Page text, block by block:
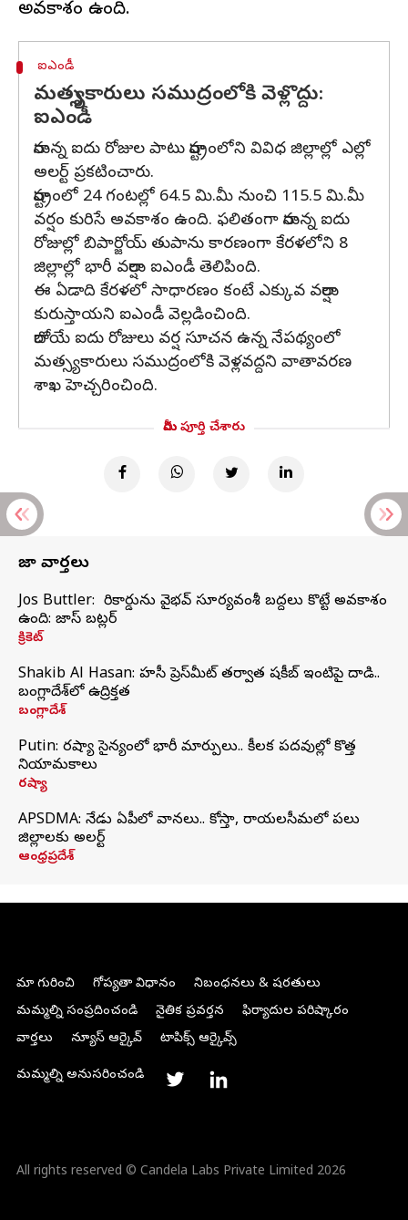
ఐఎండీ
మత్స్యకారులు సముద్రంలోకి వెళ్లొద్దు:
ఐఎండీ
రానున్న ఐదు రోజుల పాటు రాష్ట్రంలోని వివిధ జిల్లాల్లో ఎల్లో
అలర్ట్ ప్రకటించారు.
రాష్ట్రంలో 24 గంటల్లో 64.5 మి.మీ నుంచి 115.5 మి.మీ
వర్షం కురిసే అవకాశం ఉంది. ఫలితంగా రానున్న ఐదు
రోజుల్లో బిపార్జోయ్ తుపాను కారణంగా కేరళలోని 8
జిల్లాల్లో భారీ వర్షాలు ఐఎండీ తెలిపింది.
ఈ ఏడాది కేరళలో సాధారణం కంటే ఎక్కువ వర్షాలు
కురుస్తాయని ఐఎండీ వెల్లడించింది.
రాబోయే ఐదు రోజులు వర్ష సూచన ఉన్న నేపథ్యంలో
మత్స్యకారులు సముద్రంలోకి వెళ్లవద్దని వాతావరణ
శాఖ హెచ్చరించింది.
మీరు పూర్తి చేశారు
తాజా వార్తలు
Jos Buttler: నా రికార్డును వైభవ్ సూర్యవంశీ బద్దలు కొట్టే అవకాశం
ఉంది: జాస్ బట్లర్
క్రికెట్
Shakib Al Hasan: హసీనా ప్రెస్‌మీట్‌ తర్వాత షకీబ్‌ ఇంటిపై దాడి..
బంగ్లాదేశ్‌లో ఉద్రిక్తత
బంగ్లాదేశ్
Putin: రష్యా సైన్యంలో భారీ మార్పులు.. కీలక పదవుల్లో కొత్త
నియామకాలు
రష్యా
APSDMA: నేడు ఏపీలో వానలు.. కోస్తా, రాయలసీమలో పలు
జిల్లాలకు అలర్ట్
ఆంధ్రప్రదేశ్
మా గురించి గోప్యతా విధానం
నిబంధనలు & షరతులు
మమ్మల్ని సంప్రదించండి
నైతిక ప్రవర్తన
ఫిర్యాదుల పరిష్కారం
వార్తలు
న్యూస్ ఆర్కైవ్ టాపిక్స్ ఆర్కైవ్స్
మమ్మల్ని అనుసరించండి
All rights reserved © Candela Labs Private Limited 2026